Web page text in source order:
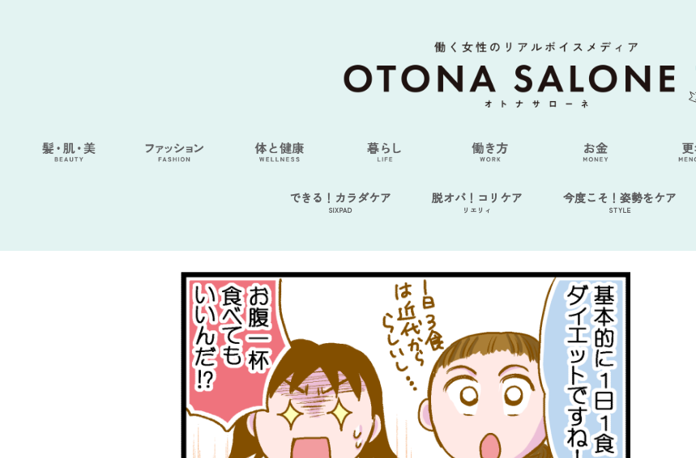
できる！カラダケア
SIXPAD
脱オバ！コリケア
リエリィ
今度こそ！姿勢をケア
STYLE